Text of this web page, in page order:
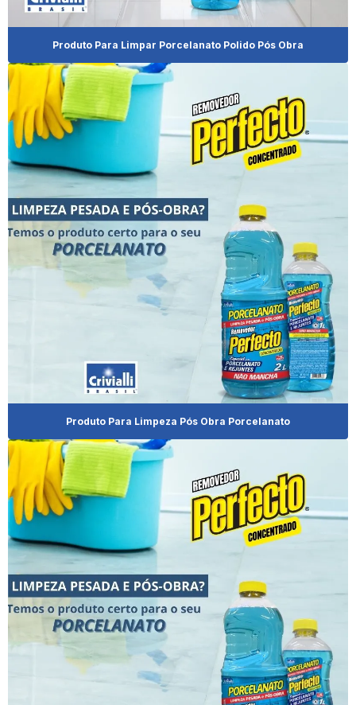
Cera De Carnaúba Preço
Cera Para Móveis Demolição
Cera Móveis De Madeira
Cera Para Móveis De Madeira Branca
Cera Para Móveis De Madeira De Demolição
Cera Para Móveis De Madeira Escura
Cera Para Móveis De Madeira Onde Encontrar
Cera Para Móveis Rústicos
Desinfetante Clean Plus
Distribuidor De Brilha Alumínio
Distribuidor De Produto Limpa Alumínio
Distribuidor De Produtos De Limpeza Para Revenda
Distribuidor De Shampoo Para Pet
Distribuidora De Produtos De Limpeza
Distribuidora De Produtos De Limpeza No Paraná
Distribuidora De Produtos De Limpeza Para Revenda
Eliminador De Odores Cachorro
Empresa De Brilha Alumínio
Produto Para Limpar Porcelanato Polido Pós Obra
Produto Para Limpeza Pós Obra Porcelanato